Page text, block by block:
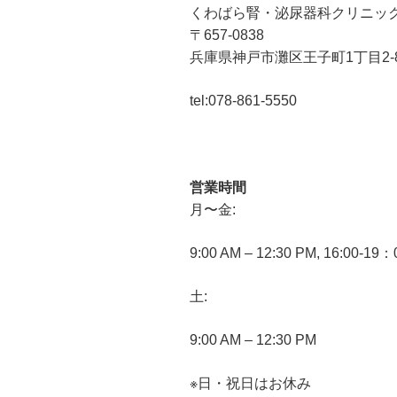
くわばら腎・泌尿器科クリニッ
〒657-0838
兵庫県神戸市灘区王子町1丁目2-
tel:078-861-5550
営業時間
月〜金:
9:00 AM – 12:30 PM, 16:00-19：
土:
9:00 AM – 12:30 PM
※日・祝日はお休み